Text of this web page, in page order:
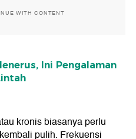
WITH CONTENT
Ini Pengalaman
kronis biasanya perlu
pulih. Frekuensi